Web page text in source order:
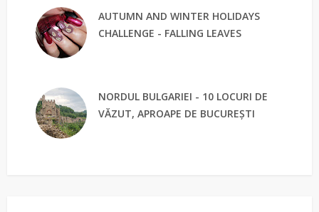
AUTUMN AND WINTER HOLIDAYS
CHALLENGE - FALLING LEAVES
NORDUL BULGARIEI - 10 LOCURI DE
VĂZUT, APROAPE DE BUCUREȘTI